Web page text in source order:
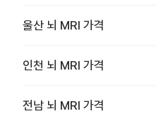
울산 뇌 MRI 가격
인천 뇌 MRI 가격
전남 뇌 MRI 가격